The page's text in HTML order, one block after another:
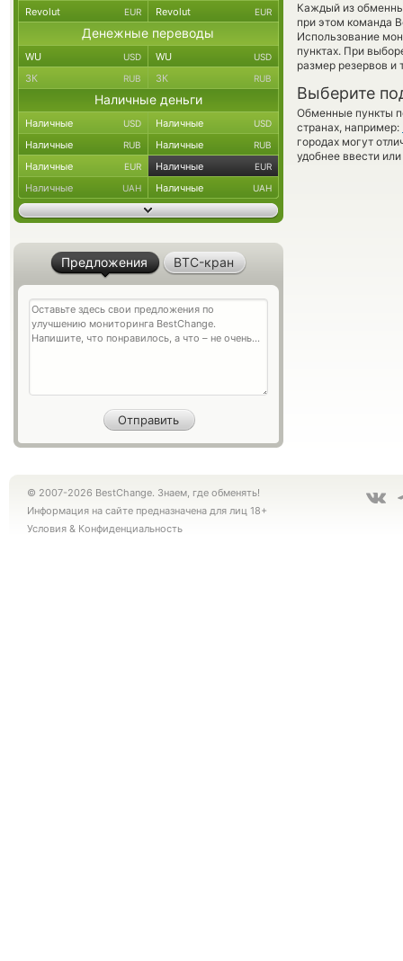
Каждый из
при этом команда
Использование
пунктах. При
размер резервов и
Выберите
Обменные пункты
странах, например:
городах могут
удобнее ввести
Revolut EUR Revolut EUR
Денежные переводы
WU USD WU USD
ЗК RUB ЗК RUB
Наличные деньги
Наличные USD Наличные USD
Наличные RUB Наличные RUB
Наличные EUR Наличные EUR
Наличные UAH Наличные UAH
Предложения BTC-кран
© 2007-2026 BestChange. Знаем, где обменять!
Информация на сайте предназначена для лиц 18+
Условия & Конфиденциальность